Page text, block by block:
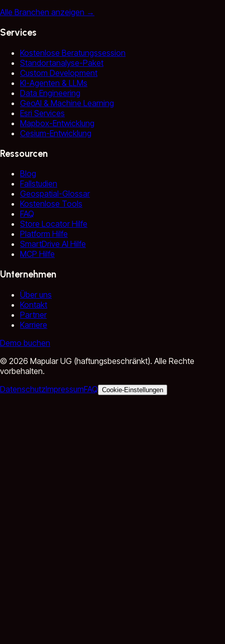
Alle Branchen anzeigen →
Services
Kostenlose Beratungssession
Standortanalyse-Paket
Custom Development
KI-Agenten & LLMs
Data Engineering
GeoAI & Machine Learning
Esri Services
Mapbox-Entwicklung
Cesium-Entwicklung
Ressourcen
Blog
Fallstudien
Geospatial-Glossar
Kostenlose Tools
FAQ
Store Locator Hilfe
Platform Hilfe
SmartDrive AI Hilfe
MCP Hilfe
Unternehmen
Über uns
Kontakt
Partner
Karriere
Demo buchen
© 2026 Mapular UG (haftungsbeschränkt). Alle Rechte
vorbehalten.
DatenschutzImpressumFAQ Cookie-Einstellungen